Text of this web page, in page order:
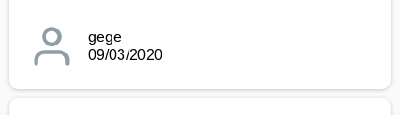
gege
09/03/2020